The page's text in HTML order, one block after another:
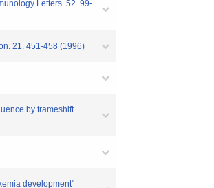
Letters. 52. 99-
21. 451-458 (1996)
by trameshift
development"